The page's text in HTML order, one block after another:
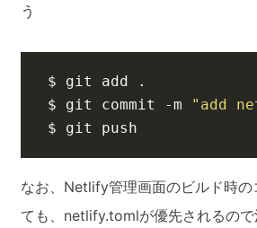
う
$ git commit -m "add
$ git push
なお、Netlify管理画面のビルド時の
ても、netlify.tomlが優先されるので